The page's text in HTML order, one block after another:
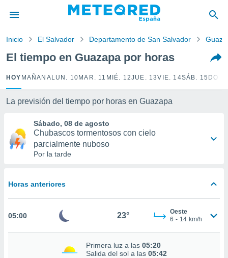
por
para
que se
calidad.
a este
y
forma
basada
Inicio El Salvador Departamento de San Salvador
El tiempo en Guazapa por horas
HOY MAÑANA LUN. 10 MAR. 11 MIÉ. 12JUE. 13VIE. 14SÁB. 15
La previsión del tiempo por horas en Guazapa
Sábado, 08 de agosto
Chubascos tormentosos con cielo
parcialmente nuboso
Por la tarde
Horas anteriores
05:00 23°
Oeste
6 - 14 km/h
Primera luz a las 05:20
Salida del sol a las 05:42